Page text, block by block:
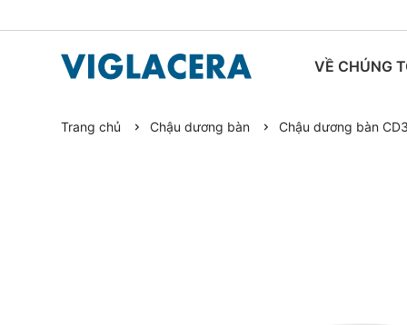
VỀ CHÚNG
TIN TỨC
Trang chủ Chậu dương bàn Chậu dương bàn